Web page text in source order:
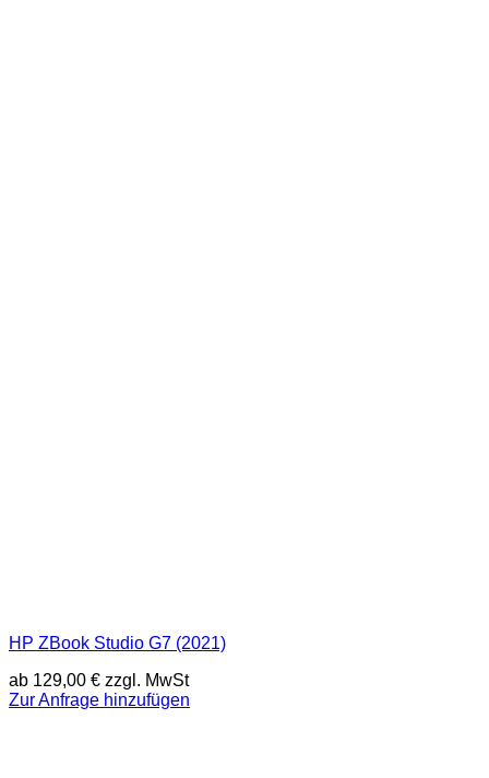
HP ZBook Studio G7 (2021)
ab 129,00 € zzgl. MwSt
Zur Anfrage hinzufügen